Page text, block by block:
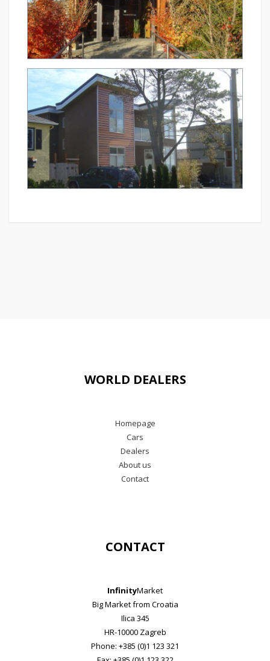
WORLD DEALERS
Homepage
Cars
Dealers
About us
Contact
CONTACT
InfinityMarket
Big Market from Croatia
Ilica 345
HR-10000 Zagreb
Phone: +385 (0)1 123 321